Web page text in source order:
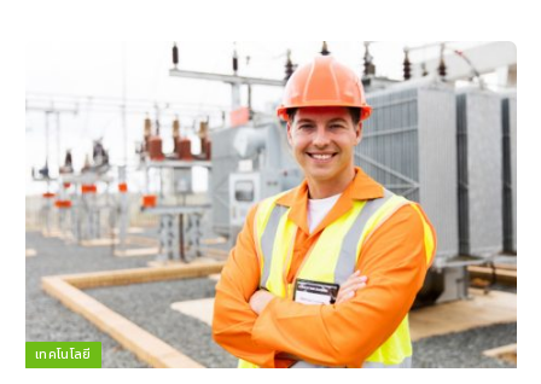
เทคโนโลยี